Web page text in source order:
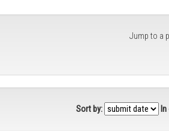
Jump to a
Sort by: In